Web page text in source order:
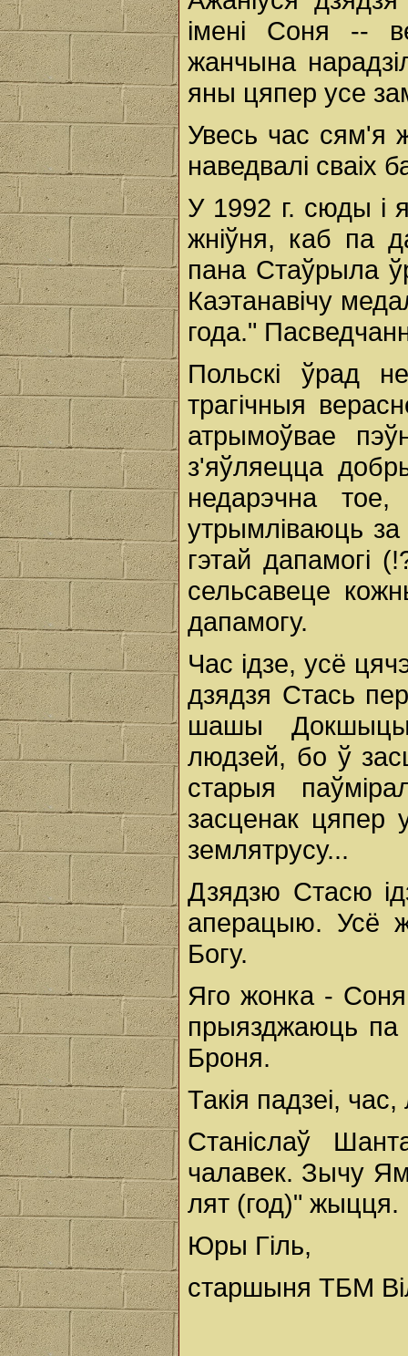
імені Соня --
жанчына
яны цяпер усе
Увесь час сям'я
наведвалі сваіх
У 1992 г. сюды і
жніўня, каб па
пана Стаўрыла
Каэтанавічу
года."
Польскі ўрад
трагічныя
атрымоўвае
з'яўляецца
недарэчна
утрымліваюць
гэтай дапамогі
сельсавеце
дапамогу.
Час ідзе, усё
дзядзя Стась
шашы
людзей, бо ў
старыя
засценак цяпер
землятрусу...
Дзядзю Стасю
аперацыю. Усё ж
Богу.
Яго жонка -
прыязджаюць па
Броня.
Такія падзеі, час,
Станіслаў
чалавек. Зычу
лят (год)" жыцця.
Юры Гіль,
старшыня ТБМ